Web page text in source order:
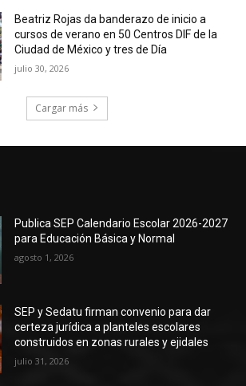
Beatriz Rojas da banderazo de inicio a
cursos de verano en 50 Centros DIF de la
Ciudad de México y tres de Día
julio 30, 2026
Cargar más
Publica SEP Calendario Escolar 2026-2027
para Educación Básica y Normal
agosto 1, 2026
SEP y Sedatu firman convenio para dar
certeza jurídica a planteles escolares
construidos en zonas rurales y ejidales
julio 31, 2026